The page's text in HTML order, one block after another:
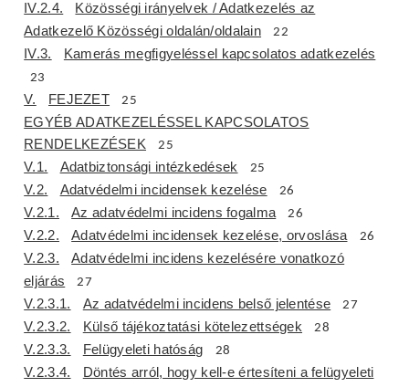
IV.2.4.
Közösségi irányelvek / Adatkezelés az
Adatkezelő Közösségi oldalán/oldalain
22
IV.3. Kamerás megfigyeléssel kapcsolatos adatkezelés
23
V. FEJEZET 25
EGYÉB ADATKEZELÉSSEL KAPCSOLATOS
RENDELKEZÉSEK
25
V.1. Adatbiztonsági intézkedések 25
V.2. Adatvédelmi incidensek kezelése 26
V.2.1. Az adatvédelmi incidens fogalma 26
V.2.2. Adatvédelmi incidensek kezelése, orvoslása 26
V.2.3.
Adatvédelmi incidens kezelésére vonatkozó
eljárás
27
V.2.3.1. Az adatvédelmi incidens belső jelentése 27
V.2.3.2. Külső tájékoztatási kötelezettségek 28
V.2.3.3. Felügyeleti hatóság 28
V.2.3.4.
Döntés arról, hogy kell-e értesíteni a felügyeleti